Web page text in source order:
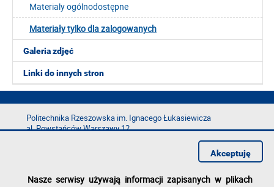
Materialy ogólnodostępne
Materiały tylko dla zalogowanych
Galeria zdjęć
Linki do innych stron
Politechnika Rzeszowska im. Ignacego Łukasiewicza
al. Powstańców Warszawy 12
e-mail:kancelaria@prz.edu.pl
Nasze serwisy używają informacji zapisanych w plikach
Akceptuję